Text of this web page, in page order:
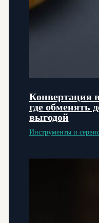
Конвертация
где обменять
выгодой
Инструменты и